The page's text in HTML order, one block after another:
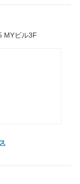
MYビル3F